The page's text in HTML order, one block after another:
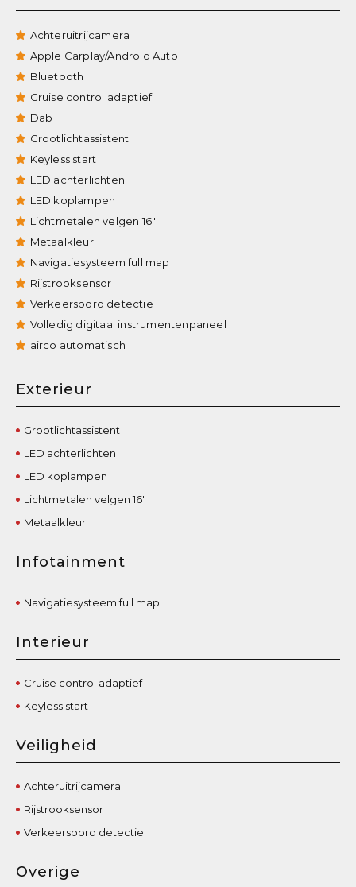
Achteruitrijcamera
Apple Carplay/Android Auto
Bluetooth
Cruise control adaptief
Dab
Grootlichtassistent
Keyless start
LED achterlichten
LED koplampen
Lichtmetalen velgen 16"
Metaalkleur
Navigatiesysteem full map
Rijstrooksensor
Verkeersbord detectie
Volledig digitaal instrumentenpaneel
airco automatisch
Exterieur
Grootlichtassistent
LED achterlichten
LED koplampen
Lichtmetalen velgen 16"
Metaalkleur
Infotainment
Navigatiesysteem full map
Interieur
Cruise control adaptief
Keyless start
Veiligheid
Achteruitrijcamera
Rijstrooksensor
Verkeersbord detectie
Overige